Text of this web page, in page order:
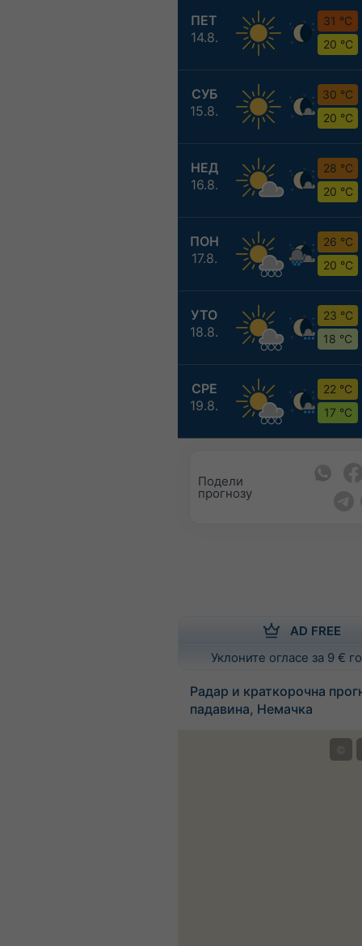
ПЕТ
14.8.
31 °C
20 °C
СУБ
15.8.
30 °C
20 °C
НЕД
16.8.
28 °C
20 °C
ПОН
17.8.
26 °C
20 °C
УТО
18.8.
23 °C
18 °C
СРЕ
19.8.
22 °C
17 °C
Подели
прогнозу
AD FREE
Уклоните огласе за 9 €
Радар и краткорочна
падавина, Немачка
©